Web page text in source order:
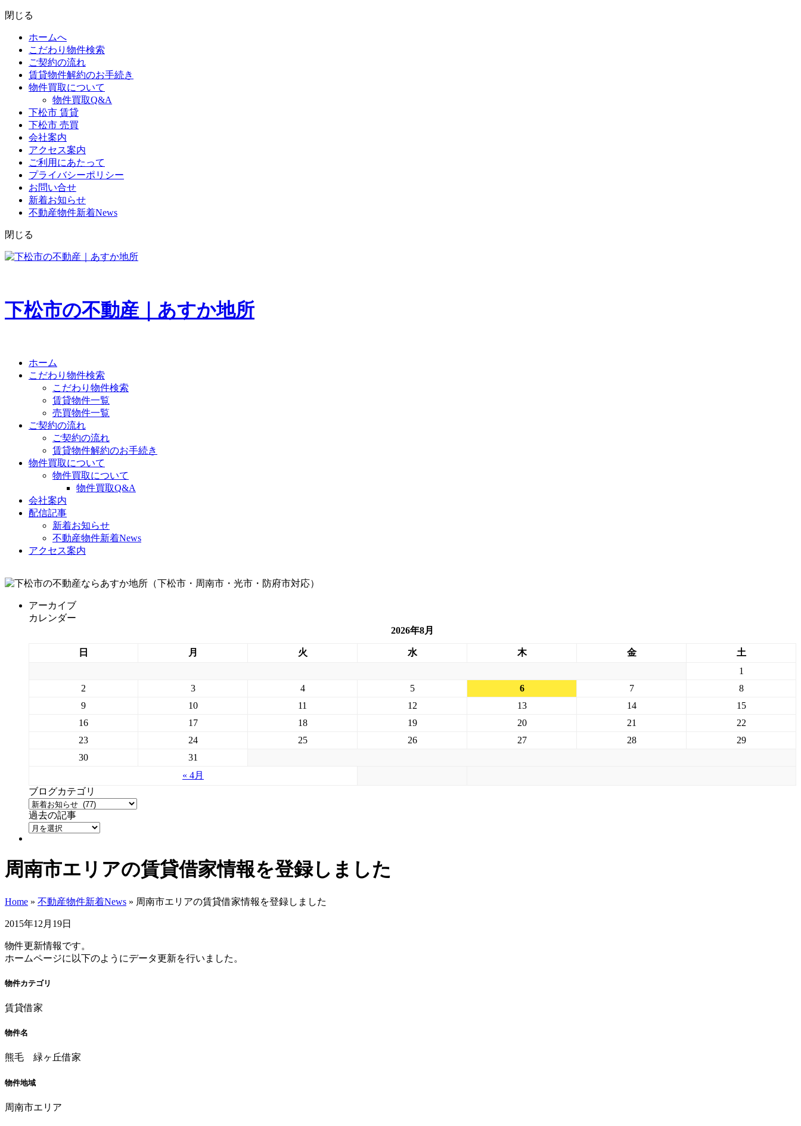
閉じる
ホームへ
こだわり物件検索
ご契約の流れ
賃貸物件解約のお手続き
物件買取について
物件買取Q&A
下松市 賃貸
下松市 売買
会社案内
アクセス案内
ご利用にあたって
プライバシーポリシー
お問い合せ
新着お知らせ
不動産物件新着News
閉じる
下松市の不動産｜あすか地所
ホーム
こだわり物件検索
こだわり物件検索
賃貸物件一覧
売買物件一覧
ご契約の流れ
ご契約の流れ
賃貸物件解約のお手続き
物件買取について
物件買取について
物件買取Q&A
会社案内
配信記事
新着お知らせ
不動産物件新着News
アクセス案内
アーカイブ
カレンダー
2026年8月
日 月 火 水 木 金 土
« 4月
1
2
3 4 5 6 7
8
9
10 11 12 13 14
15
16
17 18 19 20 21
22
23
24 25 26 27 28
29
30
31
ブログカテゴリ
過去の記事
周南市エリアの賃貸借家情報を登録しました
Home » 不動産物件新着News » 周南市エリアの賃貸借家情報を登録しました
2015年12月19日
物件更新情報です。
ホームページに以下のようにデータ更新を行いました。
物件カテゴリ
賃貸借家
物件名
熊毛 緑ヶ丘借家
物件地域
周南市エリア